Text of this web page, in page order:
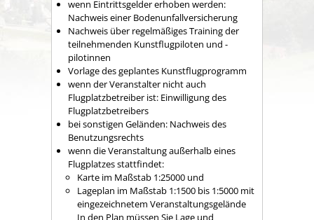
wenn Eintrittsgelder erhoben werden:
Nachweis einer Bodenunfallversicherung
Nachweis über regelmäßiges Training der
teilnehmenden Kunstflugpiloten und -
pilotinnen
Vorlage des geplantes Kunstflugprogramm
wenn der Veranstalter nicht auch
Flugplatzbetreiber ist: Einwilligung des
Flugplatzbetreibers
bei sonstigen Geländen: Nachweis des
Benutzungsrechts
wenn die Veranstaltung außerhalb eines
Flugplatzes stattfindet:
Karte im Maßstab 1:25000 und
Lageplan im Maßstab 1:1500 bis 1:5000 mit
eingezeichnetem Veranstaltungsgelände
In den Plan müssen Sie Lage und